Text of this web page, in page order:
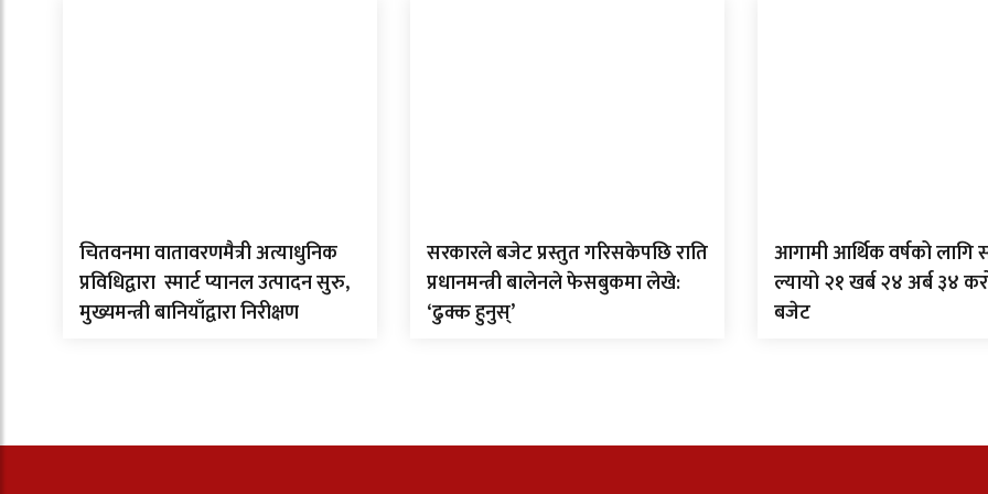
चितवनमा वातावरणमैत्री अत्याधुनिक
प्रविधिद्वारा स्मार्ट प्यानल उत्पादन सुरु,
मुख्यमन्त्री बानियाँद्वारा निरीक्षण
सरकारले बजेट प्रस्तुत गरिसकेपछि राति
प्रधानमन्त्री बालेनले फेसबुकमा लेखे:
‘ढुक्क हुनुस्’
आगामी आर्थिक वर्षको लागि
ल्यायो २१ खर्ब २४ अर्ब ३४
बजेट